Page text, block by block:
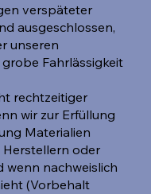
verspäteter
ausgeschlossen,
unseren
Fahrlässigkeit
rechtzeitiger
wir zur Erfüllung
Materialien
Herstellern oder
wenn nachweislich
(Vorbehalt